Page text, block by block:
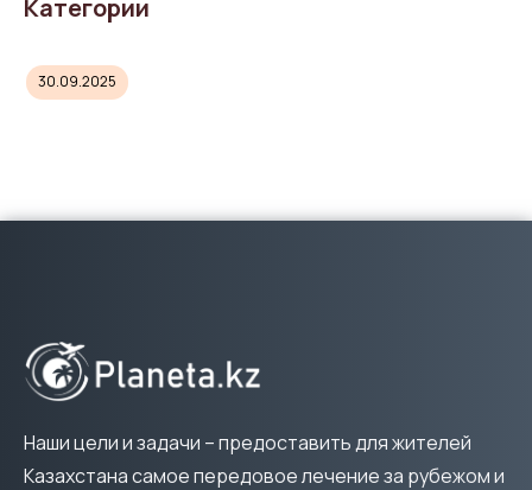
Категории
30.09.2025
Наши цели и задачи – предоставить для жителей
Казахстана самое передовое лечение за рубежом и